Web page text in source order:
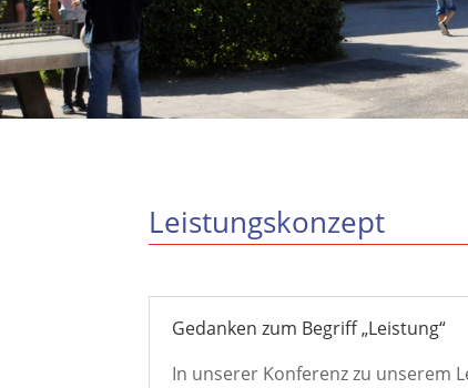
Leistungskonzept
Gedanken zum Begriff „Leistung“
In unserer Konferenz zu unserem